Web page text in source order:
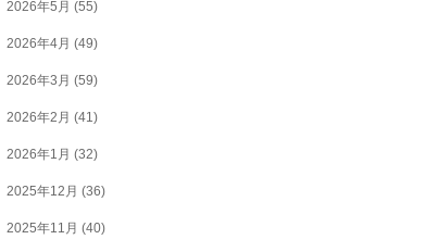
2026年5月 (55)
2026年4月 (49)
2026年3月 (59)
2026年2月 (41)
2026年1月 (32)
2025年12月 (36)
2025年11月 (40)